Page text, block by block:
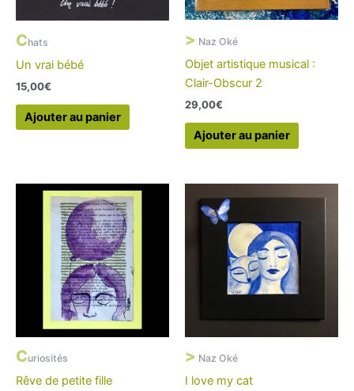
Chats
Un vrai bébé
15,00€
Ajouter au panier
> Naz Oké
Objet artistique musical :
Clair-Obscur 2
29,00€
Ajouter au panier
Curiosités
Rêve de petite fille
> Naz Oké
I love my cat